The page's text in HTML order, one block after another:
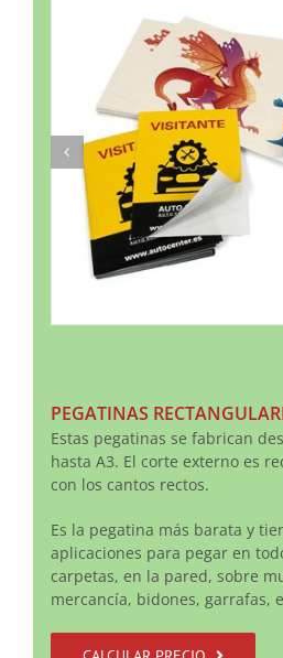
PEGATINAS
Estas pegatinas se fabrican
hasta A3. El corte externo es
con los cantos rectos.
Es la pegatina más barata y
aplicaciones para pegar en
carpetas, en la pared, sobre
mercancía, bidones, garrafas,